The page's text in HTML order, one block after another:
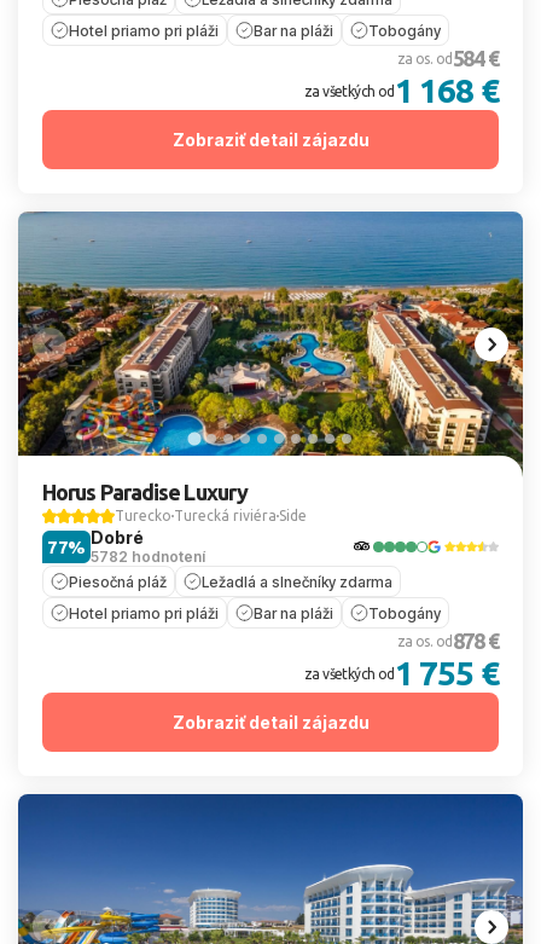
Hotel priamo pri pláži
Bar na pláži Tobogány
za os. od 584 €
za všetkých od 1 168 €
Zobraziť detail zájazdu
Horus Paradise Luxury
Turecko Turecká riviéra Side
Dobré
5782 hodnotení
77%
Piesočná pláž
Ležadlá a slnečníky zdarma
Hotel priamo pri pláži
Bar na pláži Tobogány
za os. od 878 €
za všetkých od 1 755 €
Zobraziť detail zájazdu